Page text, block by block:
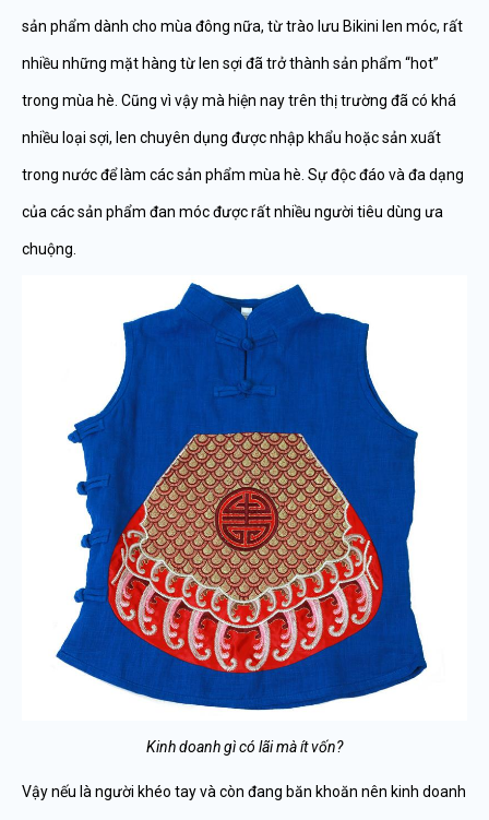
sản phẩm dành cho mùa đông nữa, từ trào lưu Bikini len móc, rất
nhiều những mặt hàng từ len sợi đã trở thành sản phẩm “hot”
trong mùa hè. Cũng vì vậy mà hiện nay trên thị trường đã có khá
nhiều loại sợi, len chuyên dụng được nhập khẩu hoặc sản xuất
trong nước để làm các sản phẩm mùa hè. Sự độc đáo và đa dạng
của các sản phẩm đan móc được rất nhiều người tiêu dùng ưa
chuộng.
Kinh doanh gì có lãi mà ít vốn?
Vậy nếu là người khéo tay và còn đang băn khoăn nên kinh doanh